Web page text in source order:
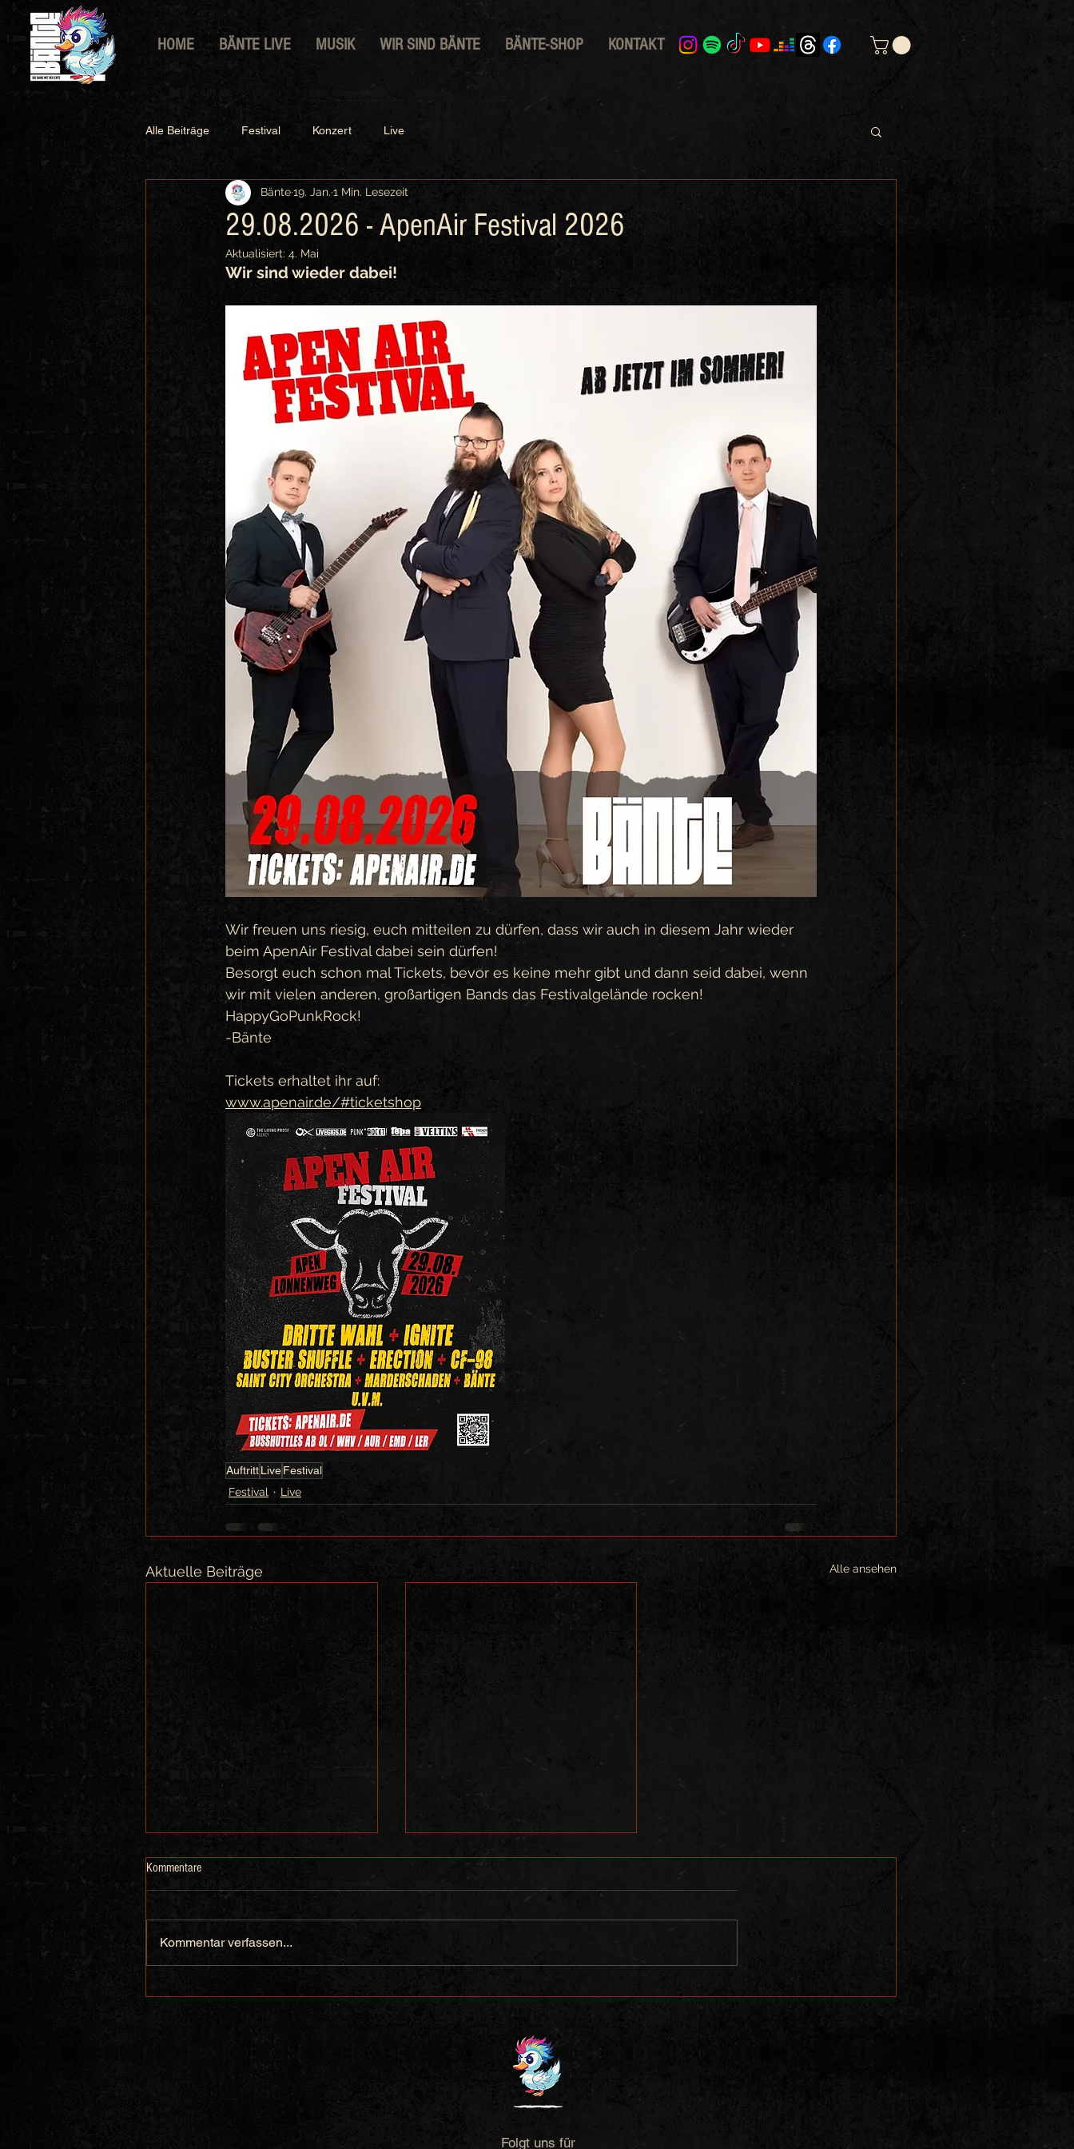
HOME BÄNTE LIVE MUSIK WIR SIND BÄNTE BÄNTE-SHOP KONTAKT
Alle Beiträge Festival Konzert Live
29.08.2026 - ApenAir Festival 2026
Bänte19. Jan. 1 Min. Lesezeit
Aktualisiert: 4. Mai
Wir sind wieder dabei!
Wir freuen uns riesig, euch mitteilen zu dürfen, dass wir auch in diesem Jahr wieder
beim ApenAir Festival dabei sein dürfen!
Besorgt euch schon mal Tickets, bevor es keine mehr gibt und dann seid dabei, wenn
wir mit vielen anderen, großartigen Bands das Festivalgelände rocken!
HappyGoPunkRock!
-Bänte
Tickets erhaltet ihr auf:
www.apenair.de/#ticketshop
AuftrittLiveFestival
Festival
Live
Aktuelle Beiträge Alle ansehen
07.08.2026 - Darcy's Pub Leer
Kommentare
Kommentar verfassen...
Folgt uns für